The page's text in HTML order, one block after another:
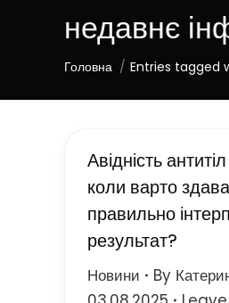
недавнє
You are here:
Головна Entries tagged
Авідність
коли варто
правильно
результат?
Новини By